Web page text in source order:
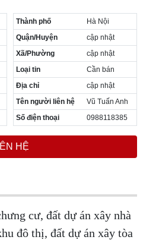
Thành phố
Hà Nội
Quận/Huyện
cập nhật
Xã/Phường
cập nhật
Loại tin
Cần bán
Địa chỉ
cập nhật
Tên người liên hệ
Vũ Tuấn Anh
Số điện thoại
0988118385
HỆ
cư, đất dự án xây nhà
đô thị, đất dự án xây tòa